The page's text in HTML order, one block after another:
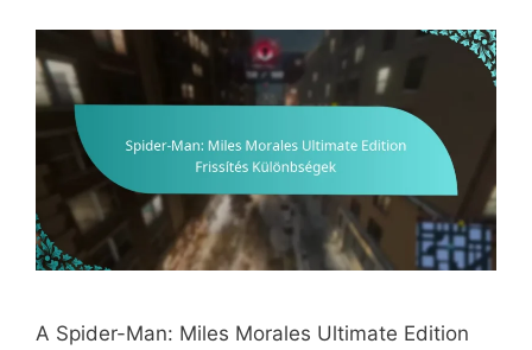
A Spider-Man: Miles Morales Ultimate Edition